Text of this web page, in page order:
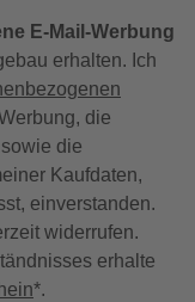
E-Mail-Werbung
erhalten. Ich
die
die
Kaufdaten,
einverstanden.
widerrufen.
erhalte
*.